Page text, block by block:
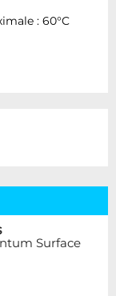
: 60°C
Surface